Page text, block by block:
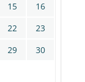
15
16
22
23
29
30